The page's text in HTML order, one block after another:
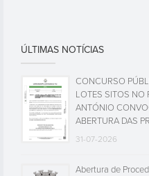
ÚLTIMAS NOTÍCIAS
CONCURSO
LOTES SITOS NO
ANTÓNIO
ABERTURA DAS
31-07-2026
Abertura de